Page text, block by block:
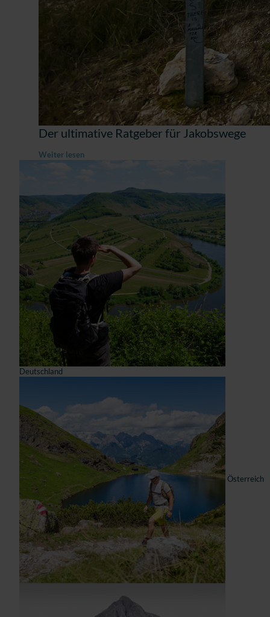
Der ultimative Ratgeber für Jakobswege
Weiter lesen
Deutschland
Österreich